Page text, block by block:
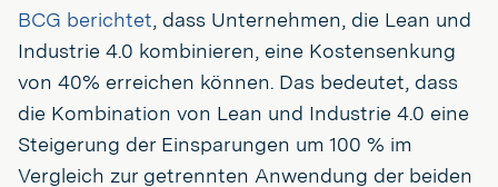
BCG berichtet, dass Unternehmen, die Lean und
Industrie 4.0 kombinieren, eine Kostensenkung
von 40% erreichen können. Das bedeutet, dass
die Kombination von Lean und Industrie 4.0 eine
Steigerung der Einsparungen um 100 % im
Vergleich zur getrennten Anwendung der beiden